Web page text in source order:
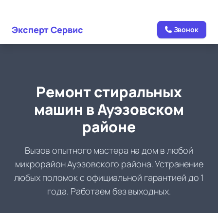
содержимому
Эксперт Сервис Звонок
Ремонт стиральных
машин в Ауэзовском
районе
Вызов опытного мастера на дом в любой
микрорайон Ауэзовского района. Устранение
любых поломок с официальной гарантией до 1
года. Работаем без выходных.